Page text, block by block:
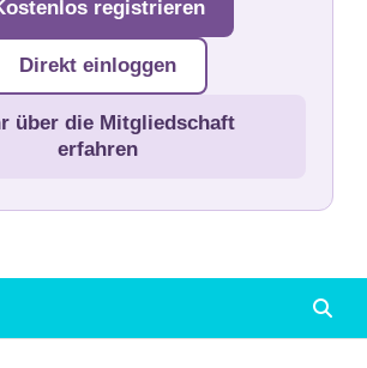
registrieren
Direkt einloggen
über die Mitgliedschaft
erfahren